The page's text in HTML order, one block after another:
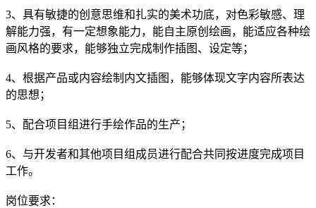
3、具有敏捷的创意思维和扎实的美术功底，对色彩敏感、理
解能力强，有一定想象能力，能自主原创绘画，能适应各种绘
画风格的要求，能够独立完成制作插图、设定等；
4、根据产品或内容绘制内文插图，能够体现文字内容所表达
的思想；
5、配合项目组进行手绘作品的生产；
6、与开发者和其他项目组成员进行配合共同按进度完成项目
工作。
岗位要求：